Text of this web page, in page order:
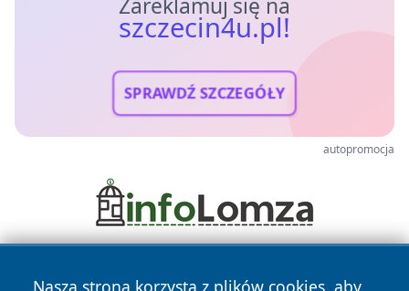
Zareklamuj się na
szczecin4u.pl!
SPRAWDŹ SZCZEGÓŁY
autopromocja
Nasza strona korzysta z plików cookies, aby